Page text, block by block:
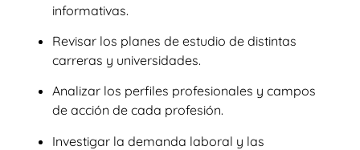
informativas.
Revisar los planes de estudio de distintas
carreras y universidades.
Analizar los perfiles profesionales y campos
de acción de cada profesión.
Investigar la demanda laboral y las